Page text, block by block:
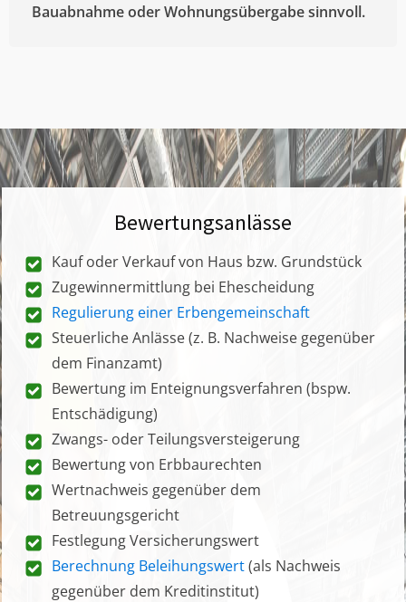
Bauabnahme oder Wohnungsübergabe sinnvoll.
Bewertungsanlässe
Kauf oder Verkauf von Haus bzw. Grundstück
Zugewinnermittlung bei Ehescheidung
Regulierung einer Erbengemeinschaft
Steuerliche Anlässe (z. B. Nachweise gegenüber
dem Finanzamt)
Bewertung im Enteignungsverfahren (bspw.
Entschädigung)
Zwangs- oder Teilungsversteigerung
Bewertung von Erbbaurechten
Wertnachweis gegenüber dem
Betreuungsgericht
Festlegung Versicherungswert
Berechnung Beleihungswert(als Nachweis
gegenüber dem Kreditinstitut)